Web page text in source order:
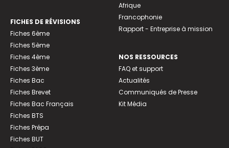
FICHES DE RÉVISIONS
Fiches 6ème
Fiches 5ème
Fiches 4ème
Fiches 3ème
Fiches Bac
Fiches Brevet
Fiches Bac Français
Fiches BTS
Fiches Prépa
Fiches BUT
Afrique
Francophonie
Rapport - Entreprise à mission
NOS RESSOURCES
FAQ et support
Actualités
Communiqués de Presse
Kit Média